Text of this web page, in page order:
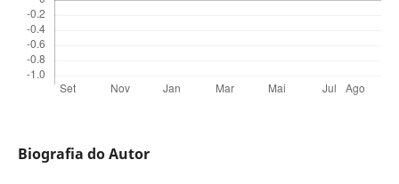
Biografia do Autor